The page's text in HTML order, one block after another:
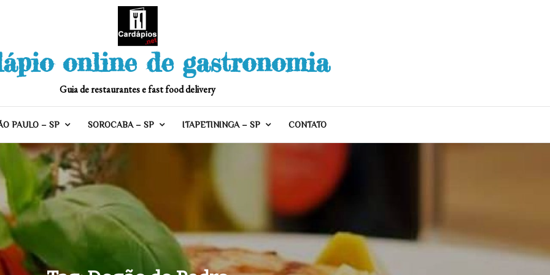
online de gastronomia
Guia de restaurantes e fast food delivery
PAULO – SP SOROCABA – SP ITAPETININGA – SP CONTATO